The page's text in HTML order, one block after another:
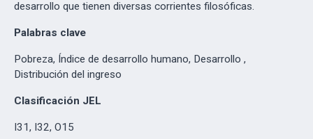
desarrollo que tienen diversas corrientes filosóficas.
Palabras clave
Pobreza, Índice de desarrollo humano, Desarrollo ,
Distribución del ingreso
Clasificación JEL
I31, I32, O15